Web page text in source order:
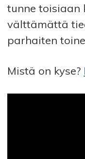
tunne toisiaan
välttämättä
parhaiten
Mistä on kyse?